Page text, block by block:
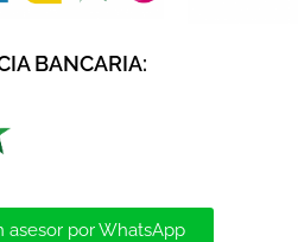
BANCARIA:
asesor por WhatsApp